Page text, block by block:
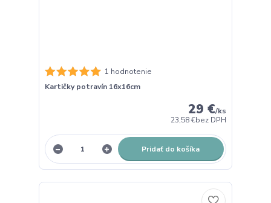
1 hodnotenie
Kartičky potravín 16x16cm
29 €/ks
23,58 €bez DPH
Pridať do košíka